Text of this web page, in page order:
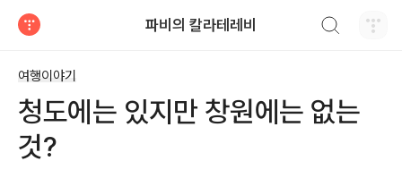
파비의 칼라테레비
여행이야기
청도에는 있지만 창원에는 없는
것?